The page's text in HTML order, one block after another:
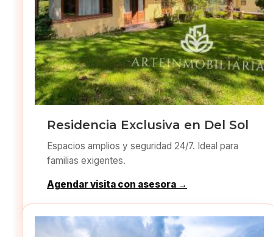
Residencia Exclusiva en Del Sol
Espacios amplios y seguridad 24/7. Ideal para
familias exigentes.
Agendar visita con asesora →